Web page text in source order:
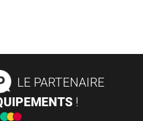
LE PARTENAIRE
!